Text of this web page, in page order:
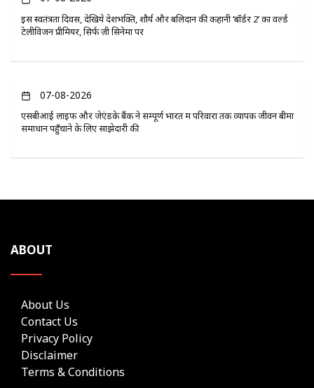
इस स्वतंत्रता दिवस, देखिये देशभक्ति, शौर्य और बलिदान की कहानी ‘बॉर्डर 2’ का वर्ल्ड
टेलीविजन प्रीमियर, सिर्फ ज़ी सिनेमा पर
07-08-2026
एसबीआई लाइफ और जेएंडके बैंक ने सम्पूर्ण भारत में परिवारों तक व्यापक जीवन बीमा
समाधान पहुँचाने के लिए साझेदारी की
ABOUT
About Us
Contact Us
Privacy Policy
Disclaimer
Terms & Conditions